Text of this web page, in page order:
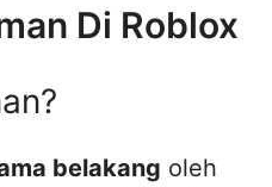
Di Roblox
belakang oleh